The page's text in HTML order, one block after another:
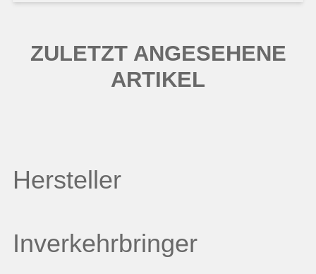
ZULETZT ANGESEHENE
ARTIKEL
Hersteller
Inverkehrbringer